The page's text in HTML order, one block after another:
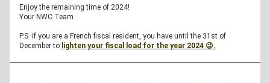
Enjoy the remaining time of 2024!
Your NWC Team
P.S. if you are a French fiscal resident, you have until the 31st of
December to lighten your fiscal load for the year 2024 😉.